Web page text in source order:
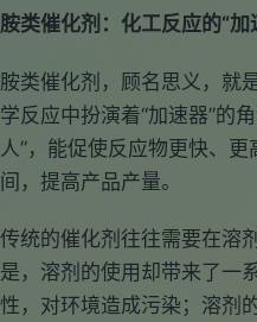
胺类催化剂：化工反应的“加
胺类催化剂，顾名思义，就
学反应中扮演着“加速器”的
人”，能促使反应物更快、
间，提高产品产量。
传统的催化剂往往需要在溶
是，溶剂的使用却带来了一
性，对环境造成污染；溶剂